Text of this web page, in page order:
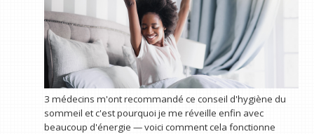
3 médecins m'ont recommandé ce conseil d'hygiène du
sommeil et c'est pourquoi je me réveille enfin avec
beaucoup d'énergie — voici comment cela fonctionne